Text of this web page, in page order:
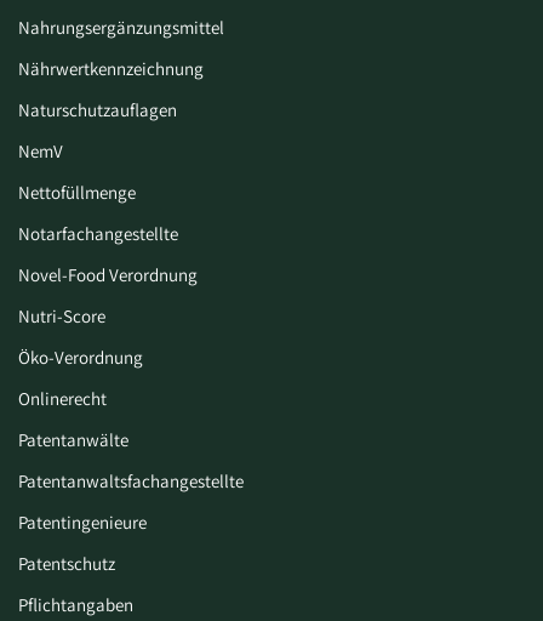
Nahrungsergänzungsmittel
Nährwertkennzeichnung
Naturschutzauflagen
NemV
Nettofüllmenge
Notarfachangestellte
Novel-Food Verordnung
Nutri-Score
Öko-Verordnung
Onlinerecht
Patentanwälte
Patentanwaltsfachangestellte
Patentingenieure
Patentschutz
Pflichtangaben